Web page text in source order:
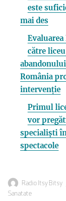
este
mai des
către
România
intervenție
Primul
vor
specialiști
spectacole
Autor
Radio Itsy Bitsy
Sanatate